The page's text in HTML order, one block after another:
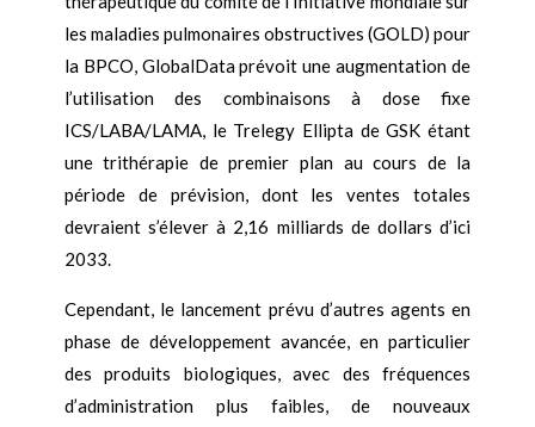
les maladies pulmonaires obstructives (GOLD) pour
la BPCO, GlobalData prévoit une augmentation de
l’utilisation des combinaisons à dose fixe
ICS/LABA/LAMA, le Trelegy Ellipta de GSK étant
une trithérapie de premier plan au cours de la
période de prévision, dont les ventes totales
devraient s’élever à 2,16 milliards de dollars d’ici
2033.
Cependant, le lancement prévu d’autres agents en
phase de développement avancée, en particulier
des produits biologiques, avec des fréquences
d’administration plus faibles, de nouveaux